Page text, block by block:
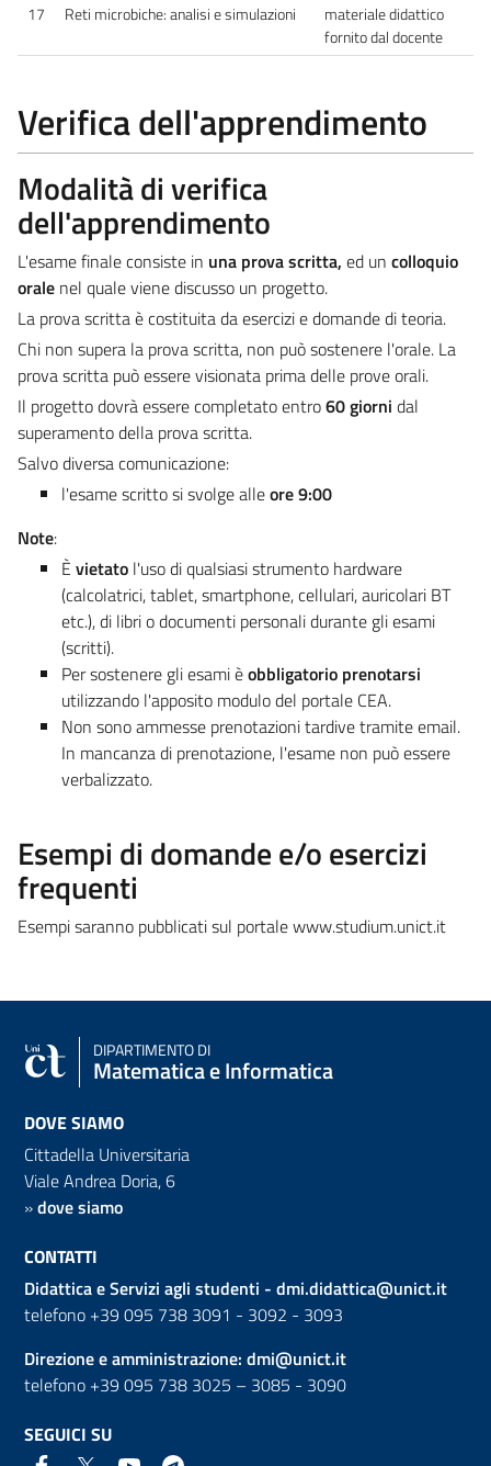
17
Reti microbiche: analisi e simulazioni
materiale didattico
fornito dal docente
Verifica dell'apprendimento
Modalità di verifica
dell'apprendimento
L'esame finale consiste in una prova scritta, ed un colloquio
orale nel quale viene discusso un progetto.
La prova scritta è costituita da esercizi e domande di teoria.
Chi non supera la prova scritta, non può sostenere l'orale. La
prova scritta può essere visionata prima delle prove orali.
Il progetto dovrà essere completato entro60 giorni dal
superamento della prova scritta.
Salvo diversa comunicazione:
l'esame scritto si svolge alleore 9:00
Note:
È vietato l'uso di qualsiasi strumento hardware
(calcolatrici, tablet, smartphone, cellulari, auricolari BT
etc.), di libri o documenti personali durante gli esami
(scritti).
Per sostenere gli esami èobbligatorio prenotarsi
utilizzando l'apposito modulo del portale CEA.
Non sono ammesse prenotazioni tardive tramite email.
In mancanza di prenotazione, l'esame non può essere
verbalizzato.
Esempi di domande e/o esercizi
frequenti
Esempi saranno pubblicati sul portale www.studium.unict.it
DIPARTIMENTO DI
Matematica e Informatica
DOVE SIAMO
Cittadella Universitaria
Viale Andrea Doria, 6
»dove siamo
CONTATTI
Didattica e Servizi agli studenti - dmi.didattica@unict.it
telefono +39 095 738 3091 - 3092 - 3093
Direzione e amministrazione: dmi@unict.it
telefono +39 095 738 3025 – 3085 - 3090
SEGUICI SU